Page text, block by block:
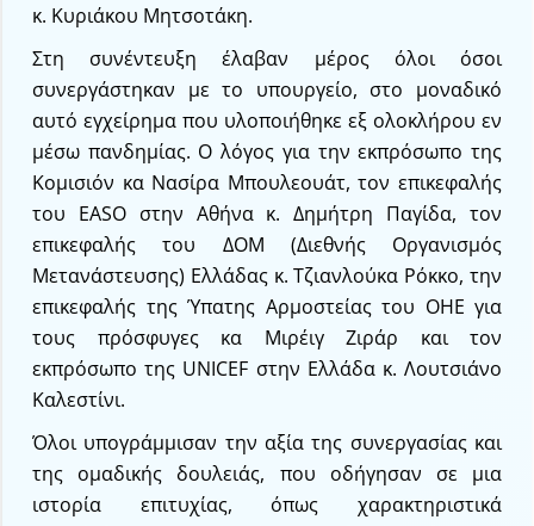
κ. Κυριάκου Μητσοτάκη.
Στη συνέντευξη έλαβαν μέρος όλοι όσοι
συνεργάστηκαν με το υπουργείο, στο μοναδικό
αυτό εγχείρημα που υλοποιήθηκε εξ ολοκλήρου εν
μέσω πανδημίας. Ο λόγος για την εκπρόσωπο της
Κομισιόν κα Νασίρα Μπουλεουάτ, τον επικεφαλής
του EASO στην Αθήνα κ. Δημήτρη Παγίδα, τον
επικεφαλής του ΔΟΜ (Διεθνής Οργανισμός
Μετανάστευσης) Ελλάδας κ. Τζιανλούκα Ρόκκο, την
επικεφαλής της Ύπατης Αρμοστείας του ΟΗΕ για
τους πρόσφυγες κα Μιρέιγ Ζιράρ και τον
εκπρόσωπο της UNICEF στην Ελλάδα κ. Λουτσιάνο
Καλεστίνι.
Όλοι υπογράμμισαν την αξία της συνεργασίας και
της ομαδικής δουλειάς, που οδήγησαν σε μια
ιστορία επιτυχίας, όπως χαρακτηριστικά